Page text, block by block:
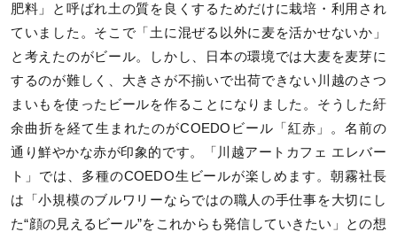
肥料」と呼ばれ土の質を良くするためだけに栽培・利用され
ていました。そこで「土に混ぜる以外に麦を活かせないか」
と考えたのがビール。しかし、日本の環境では大麦を麦芽に
するのが難しく、大きさが不揃いで出荷できない川越のさつ
まいもを使ったビールを作ることになりました。そうした紆
余曲折を経て生まれたのがCOEDOビール「紅赤」。名前の
通り鮮やかな赤が印象的です。「川越アートカフェ エレバー
ト」では、多種のCOEDO生ビールが楽しめます。朝霧社長
は「小規模のブルワリーならではの職人の手仕事を大切にし
た“顔の見えるビール”をこれからも発信していきたい」との想